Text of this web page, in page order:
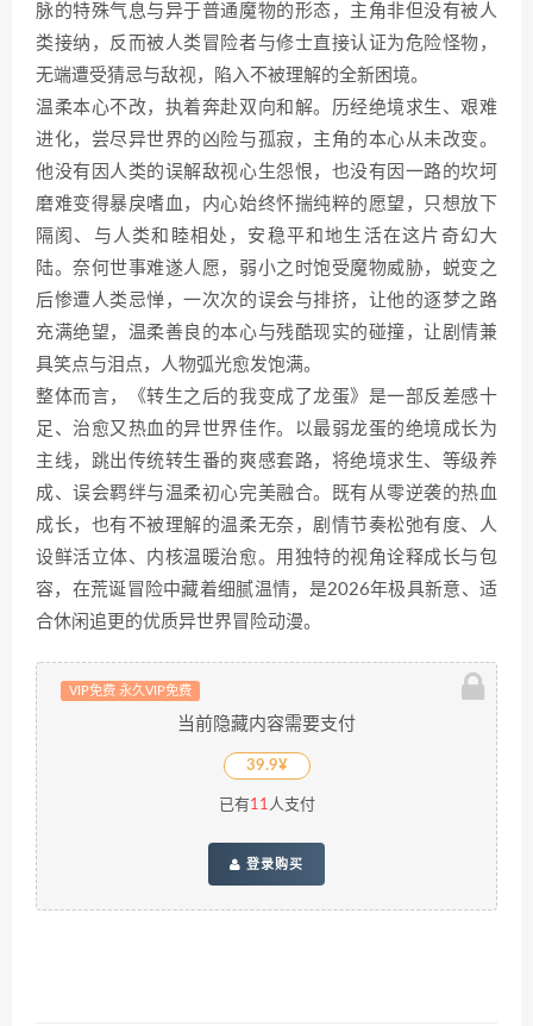
脉的特殊气息与异于普通魔物的形态，主角非但没有被人
类接纳，反而被人类冒险者与修士直接认证为危险怪物，
无端遭受猜忌与敌视，陷入不被理解的全新困境。
温柔本心不改，执着奔赴双向和解。历经绝境求生、艰难
进化，尝尽异世界的凶险与孤寂，主角的本心从未改变。
他没有因人类的误解敌视心生怨恨，也没有因一路的坎坷
磨难变得暴戾嗜血，内心始终怀揣纯粹的愿望，只想放下
隔阂、与人类和睦相处，安稳平和地生活在这片奇幻大
陆。奈何世事难遂人愿，弱小之时饱受魔物威胁，蜕变之
后惨遭人类忌惮，一次次的误会与排挤，让他的逐梦之路
充满绝望，温柔善良的本心与残酷现实的碰撞，让剧情兼
具笑点与泪点，人物弧光愈发饱满。
整体而言，《转生之后的我变成了龙蛋》是一部反差感十
足、治愈又热血的异世界佳作。以最弱龙蛋的绝境成长为
主线，跳出传统转生番的爽感套路，将绝境求生、等级养
成、误会羁绊与温柔初心完美融合。既有从零逆袭的热血
成长，也有不被理解的温柔无奈，剧情节奏松弛有度、人
设鲜活立体、内核温暖治愈。用独特的视角诠释成长与包
容，在荒诞冒险中藏着细腻温情，是2026年极具新意、适
合休闲追更的优质异世界冒险动漫。
VIP免费 永久VIP免费
当前隐藏内容需要支付
39.9¥
已有11人支付
登录购买